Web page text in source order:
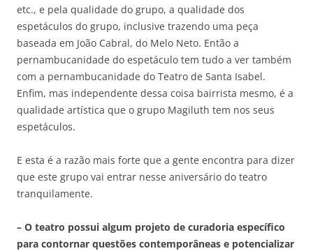
etc., e pela qualidade do grupo, a qualidade dos
espetáculos do grupo, inclusive trazendo uma peça
baseada em João Cabral, do Melo Neto. Então a
pernambucanidade do espetáculo tem tudo a ver também
com a pernambucanidade do Teatro de Santa Isabel.
Enfim, mas independente dessa coisa bairrista mesmo, é a
qualidade artística que o grupo Magiluth tem nos seus
espetáculos.
E esta é a razão mais forte que a gente encontra para dizer
que este grupo vai entrar nesse aniversário do teatro
tranquilamente.
– O teatro possui algum projeto de curadoria específico
para contornar questões contemporâneas e potencializar